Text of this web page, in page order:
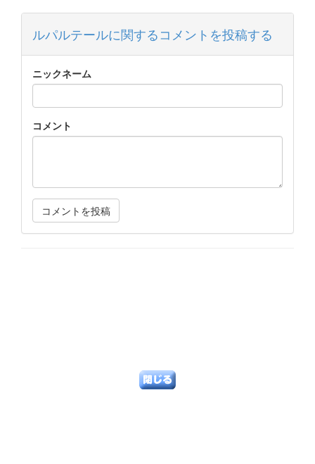
ルパルテールに関するコメントを投稿する
ニックネーム
コメント